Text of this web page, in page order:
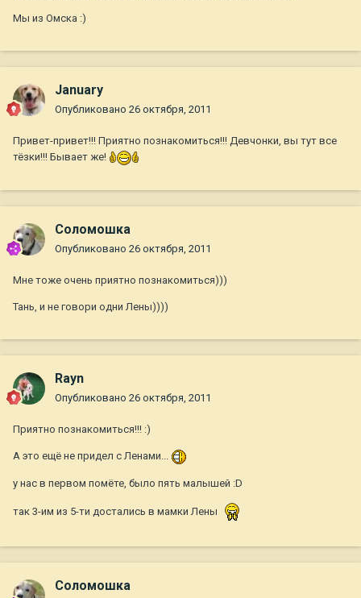
Мы из Омска :)
January
Опубликовано 26 октября, 2011
Привет-привет!!! Приятно познакомиться!!! Девчонки, вы тут все
тёзки!!! Бывает же!
Соломошка
Опубликовано 26 октября, 2011
Мне тоже очень приятно познакомиться)))
Тань, и не говори одни Лены))))
Rayn
Опубликовано 26 октября, 2011
Приятно познакомиться!!! :)
А это ещё не придел с Ленами...
у нас в первом помёте, было пять малышей :D
так 3-им из 5-ти достались в мамки Лены
Соломошка